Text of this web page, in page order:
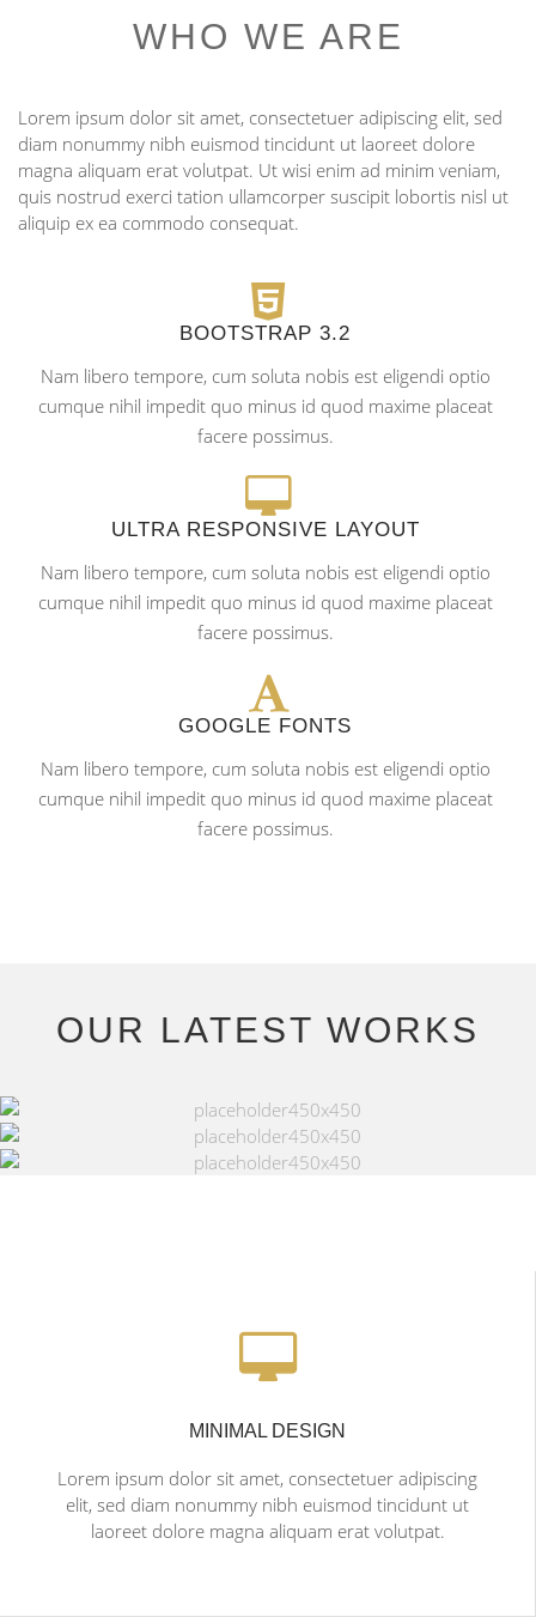
WHO WE ARE
Lorem ipsum dolor sit amet, consectetuer adipiscing elit, sed
diam nonummy nibh euismod tincidunt ut laoreet dolore
magna aliquam erat volutpat. Ut wisi enim ad minim veniam,
quis nostrud exerci tation ullamcorper suscipit lobortis nisl ut
aliquip ex ea commodo consequat.
BOOTSTRAP 3.2
Nam libero tempore, cum soluta nobis est eligendi optio
cumque nihil impedit quo minus id quod maxime placeat
facere possimus.
ULTRA RESPONSIVE LAYOUT
Nam libero tempore, cum soluta nobis est eligendi optio
cumque nihil impedit quo minus id quod maxime placeat
facere possimus.
GOOGLE FONTS
Nam libero tempore, cum soluta nobis est eligendi optio
cumque nihil impedit quo minus id quod maxime placeat
facere possimus.
OUR LATEST WORKS
MINIMAL DESIGN
Lorem ipsum dolor sit amet, consectetuer adipiscing
elit, sed diam nonummy nibh euismod tincidunt ut
laoreet dolore magna aliquam erat volutpat.